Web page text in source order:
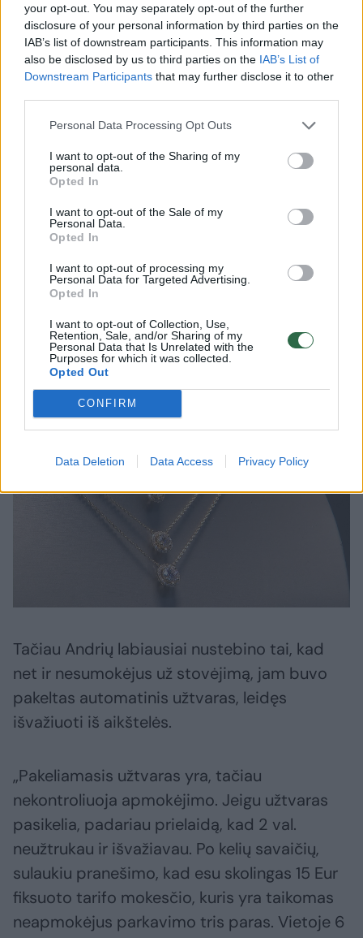
your opt-out. You may separately opt-out of the further
disclosure of your personal information by third parties on the
IAB’s list of downstream participants. This information may
also be disclosed by us to third parties on the IAB’s List of
Downstream Participants that may further disclose it to other
Personal Data Processing Opt Outs
I want to opt-out of the Sharing of my
personal data.
Opted In
I want to opt-out of the Sale of my
Personal Data.
Opted In
I want to opt-out of processing my
Personal Data for Targeted Advertising.
Opted In
I want to opt-out of Collection, Use,
Retention, Sale, and/or Sharing of my
Personal Data that Is Unrelated with the
Purposes for which it was collected.
Opted Out
CONFIRM
Data Deletion Data Access Privacy Policy
„Susidūriau su netikėta situacija dėl
parkavimo“, – dėsto Andrius naujienų
portaluiLrytasadresuotame laiške.
Vyras tęsia, kad sostinėje, Mindaugo gatvėje
esančioje „Maxima“ antro aukšto stovėjimo
aikštelėje, jis buvo palikęs automobilį ilgiau
negu 2 valandoms. Pirmosios 2 stovėjimo
valandos yra nemokamos, o vėliau įsijungia
Išimtis deimantų rinkai: JAV superka
daugiau nei pusę pasaulio produkto, todėl
muitų netaikys
Tačiau Andrių labiausiai nustebino tai, kad
net ir nesumokėjus už stovėjimą, jam buvo
pakeltas automatinis užtvaras, leidęs
išvažiuoti iš aikštelės.
„Pakeliamasis užtvaras yra, tačiau
nekontroliuoja apmokėjimo. Jeigu užtvaras
pasikelia, padariau prielaidą, kad 2 val.
neužtrukau ir išvažiavau. Po kelių savaičių,
sulaukiu pranešimo, kad esu skolingas 15 Eur
fiksuoto tarifo mokesčio, kuris yra taikomas
neapmokėjus parkavimo tris paras. Vietoje 6